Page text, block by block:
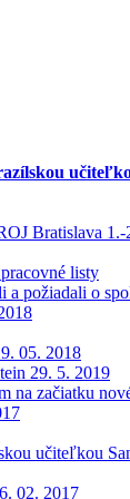
Bratislava
listy
a požiadali o
05. 2018
29. 5. 2019
na začiatku
učiteľkou
02. 2017